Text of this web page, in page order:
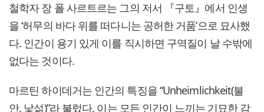
철학자 장 폴 사르트르는 그의 저서 『구토』에서 인생
을 ‘허무의 바다 위를 떠다니는 공허한 거품’으로 묘사했
다. 인간이 용기 있게 이를 직시하면 구역질이 날 수밖에
없다는 것이다.
마르틴 하이데거는 인간의 특징을 “Unheimlichkeit(불
안, 낯섦)”라 불렀다. 이는 모든 인간이 느끼는 기묘한 감